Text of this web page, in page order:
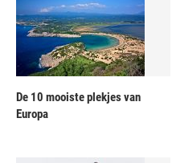
De 10 mooiste plekjes van
Europa